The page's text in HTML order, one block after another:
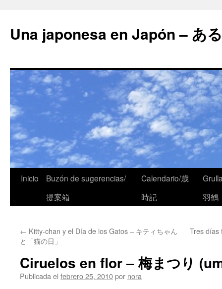
Una japonesa en Japón – あ
Inicio
Buzón de sugerencias/
提案箱
Calendario/歳
時記
羽鶴
← Kitty-chan y el Día de los Gatos – キティちゃん
と「猫の日」
Tres días
Ciruelos en flor – 梅まつり
Publicada el febrero 25, 2010por nora